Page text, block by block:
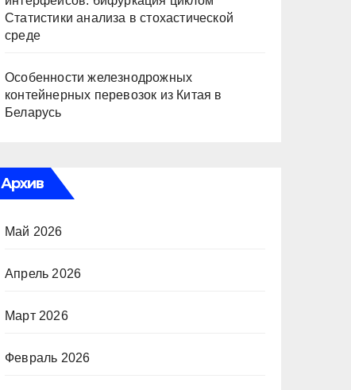
Статистики анализа в стохастической
среде
Особенности железнодрожных
контейнерных перевозок из Китая в
Беларусь
Архив
Май 2026
Апрель 2026
Март 2026
Февраль 2026